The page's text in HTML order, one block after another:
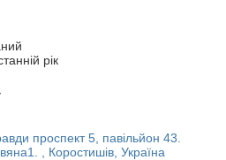
рік
проспект 5, павільйон 43.
, Коростишів, Україна